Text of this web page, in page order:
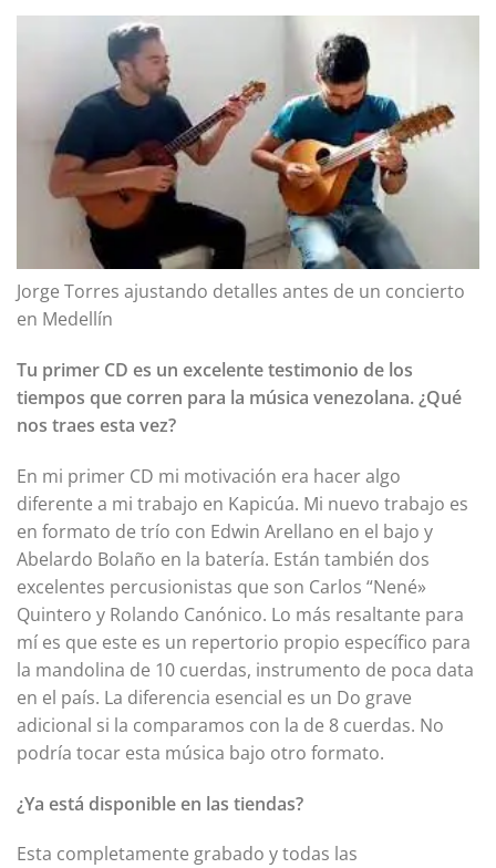
Jorge Torres ajustando detalles antes de un concierto
en Medellín
Tu primer CD es un excelente testimonio de los
tiempos que corren para la música venezolana. ¿Qué
nos traes esta vez?
En mi primer CD mi motivación era hacer algo
diferente a mi trabajo en Kapicúa. Mi nuevo trabajo es
en formato de trío con Edwin Arellano en el bajo y
Abelardo Bolaño en la batería. Están también dos
excelentes percusionistas que son Carlos “Nené»
Quintero y Rolando Canónico. Lo más resaltante para
mí es que este es un repertorio propio específico para
la mandolina de 10 cuerdas, instrumento de poca data
en el país. La diferencia esencial es un Do grave
adicional si la comparamos con la de 8 cuerdas. No
podría tocar esta música bajo otro formato.
¿Ya está disponible en las tiendas?
Esta completamente grabado y todas las